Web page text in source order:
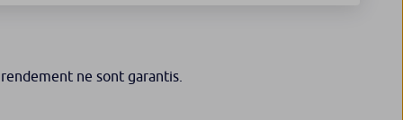
ne sont garantis.